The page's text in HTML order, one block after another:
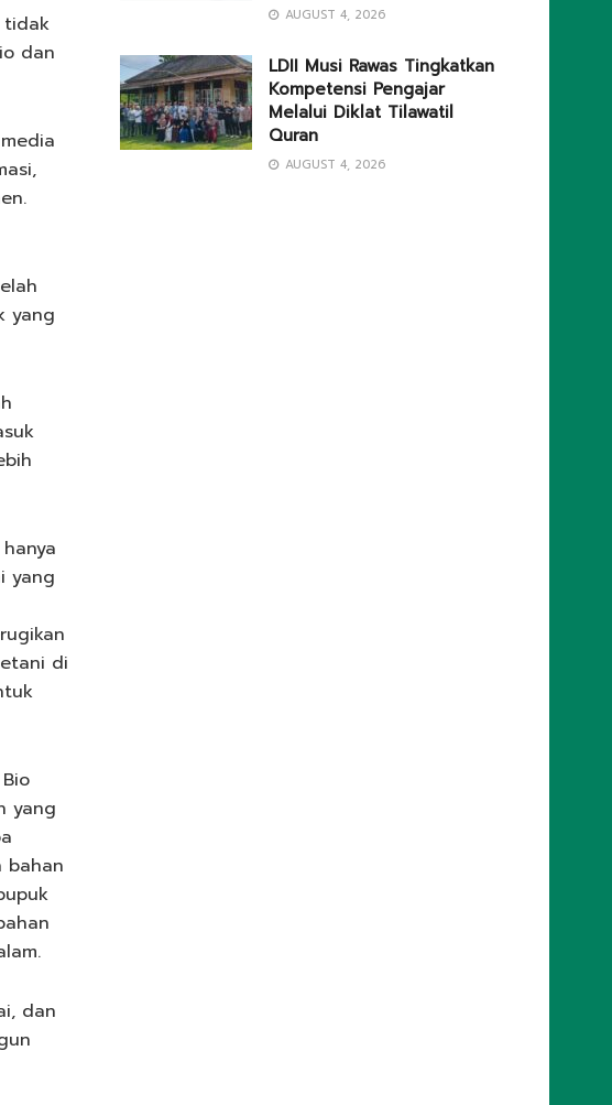
tidak
dan
yang
yang
di
yang
bahan
dan
AUGUST 4, 2026
LDII Musi Rawas Tingkatkan
Kompetensi Pengajar
Melalui Diklat Tilawatil
Quran
AUGUST 4, 2026